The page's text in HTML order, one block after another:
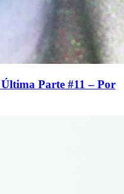
Parte #11 – Por